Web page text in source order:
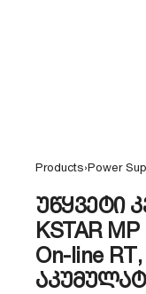
Products›Power
უწყვეტი
KSTAR
On-line